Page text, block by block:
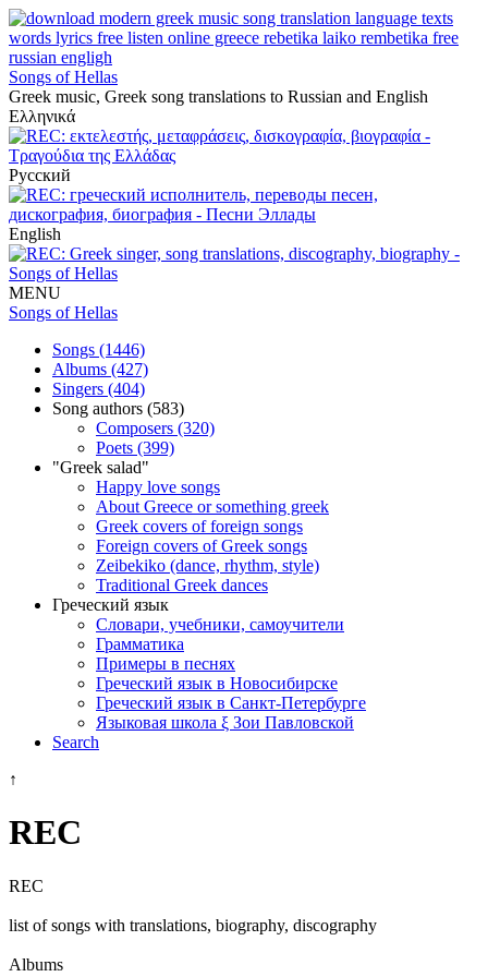
Songs of Hellas
Greek music, Greek song translations to Russian and English
Ελληνικά
Русский
English
MENU
Songs of Hellas
Songs (1446)
Albums (427)
Singers (404)
Song authors (583)
Composers (320)
Poets (399)
"Greek salad"
Happy love songs
About Greece or something greek
Greek covers of foreign songs
Foreign covers of Greek songs
Zeibekiko (dance, rhythm, style)
Traditional Greek dances
Греческий язык
Словари, учебники, самоучители
Грамматика
Примеры в песнях
Греческий язык в Новосибирске
Греческий язык в Санкт-Петербурге
Языковая школа ξ Зои Павловской
Search
↑
REC
REC
list of songs with translations, biography, discography
Αlbums